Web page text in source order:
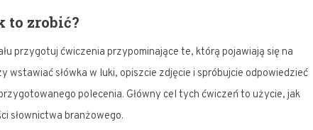
to zrobić?
przygotuj ćwiczenia przypominające te, którą pojawiają się na
wstawiać słówka w luki, opiszcie zdjęcie i spróbujcie odpowiedzieć
polecenia. Główny cel tych ćwiczeń to użycie, jak
słownictwa branżowego.